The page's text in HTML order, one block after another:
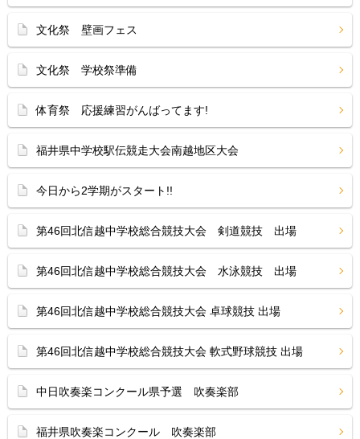
文化祭 壁画フェス
文化祭 学校祭準備
体育祭 応援練習がんばってます!
福井県中学校駅伝競走大会南越地区大会
今日から2学期がスタート!!
第46回北信越中学校総合競技大会 剣道競技 出場
第46回北信越中学校総合競技大会 水泳競技 出場
第46回北信越中学校総合競技大会 卓球競技 出場
第46回北信越中学校総合競技大会 軟式野球競技 出場
中日吹奏楽コンクール県予選 吹奏楽部
福井県吹奏楽コンクール 吹奏楽部